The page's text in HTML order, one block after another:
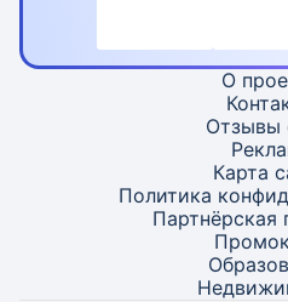
О
Отзывы
Карта
Политика
Партнёрская